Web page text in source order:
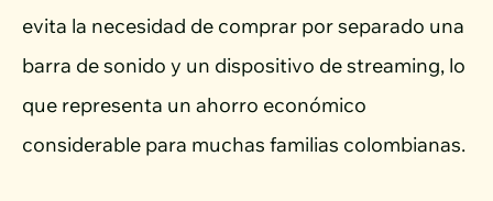
evita la necesidad de comprar por separado una
barra de sonido y un dispositivo de streaming, lo
que representa un ahorro económico
considerable para muchas familias colombianas.